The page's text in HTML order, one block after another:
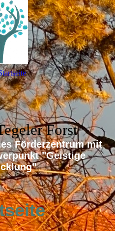
Forst
Förderzentrum mit
"Geistige